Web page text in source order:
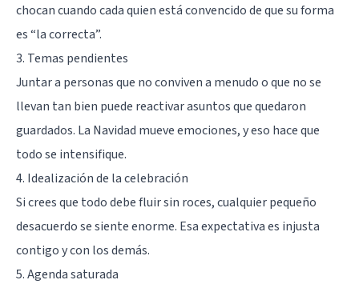
chocan cuando cada quien está convencido de que su forma
es “la correcta”.
3. Temas pendientes
Juntar a personas que no conviven a menudo o que no se
llevan tan bien puede reactivar asuntos que quedaron
guardados. La Navidad mueve emociones, y eso hace que
todo se intensifique.
4. Idealización de la celebración
Si crees que todo debe fluir sin roces, cualquier pequeño
desacuerdo se siente enorme. Esa expectativa es injusta
contigo y con los demás.
5. Agenda saturada